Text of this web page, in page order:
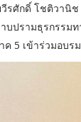
ศักดิ์ โชติวานิ
บปรามธุรกรรม
ค 5 เข้าร่วมอบ